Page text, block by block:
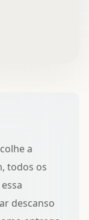
a
todos os
descanso